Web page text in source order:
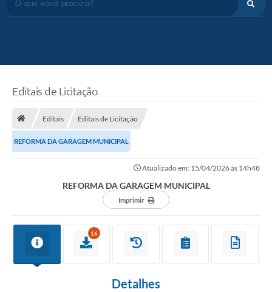
O que você procura?
Editais de Licitação
Editais Editais de Licitação
REFORMA DA GARAGEM MUNICIPAL
Atualizado em: 15/04/2026 às 14h48
REFORMA DA GARAGEM MUNICIPAL
Imprimir
16
Detalhes